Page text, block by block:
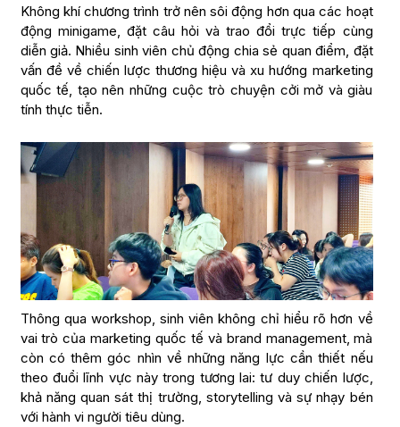
Không khí chương trình trở nên sôi động hơn qua các hoạt
động minigame, đặt câu hỏi và trao đổi trực tiếp cùng
diễn giả. Nhiều sinh viên chủ động chia sẻ quan điểm, đặt
vấn đề về chiến lược thương hiệu và xu hướng marketing
quốc tế, tạo nên những cuộc trò chuyện cởi mở và giàu
tính thực tiễn.
Thông qua workshop, sinh viên không chỉ hiểu rõ hơn về
vai trò của marketing quốc tế và brand management, mà
còn có thêm góc nhìn về những năng lực cần thiết nếu
theo đuổi lĩnh vực này trong tương lai: tư duy chiến lược,
khả năng quan sát thị trường, storytelling và sự nhạy bén
với hành vi người tiêu dùng.